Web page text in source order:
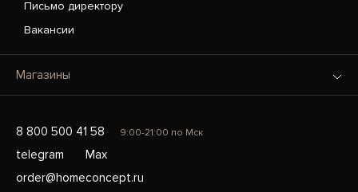
Письмо директору
Вакансии
Магазины
8 800 500 41 58 9:00-21:00 по Мск
telegram
Max
order@homeconcept.ru